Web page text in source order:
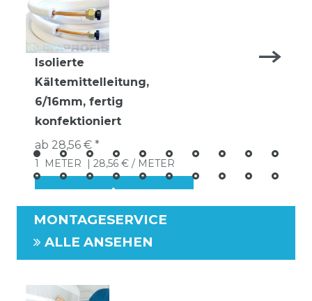
Isolierte
Kältemittelleitung,
6/16mm, fertig
konfektioniert
ab 28,56 € *
1 METER | 28,56 € / METER
MONTAGESERVICE
ALLE ANSEHEN